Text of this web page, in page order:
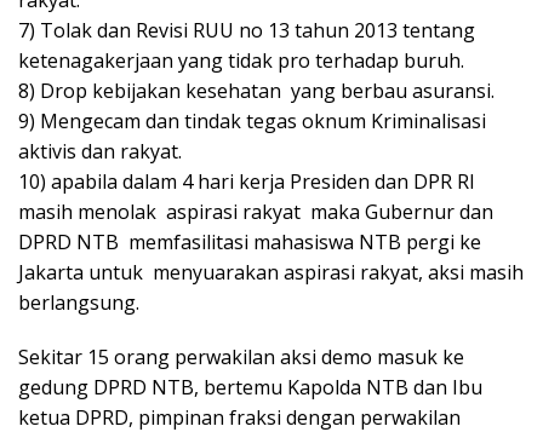
7) Tolak dan Revisi RUU no 13 tahun 2013 tentang
ketenagakerjaan yang tidak pro terhadap buruh.
8) Drop kebijakan kesehatan yang berbau asuransi.
9) Mengecam dan tindak tegas oknum Kriminalisasi
aktivis dan rakyat.
10) apabila dalam 4 hari kerja Presiden dan DPR RI
masih menolak aspirasi rakyat maka Gubernur dan
DPRD NTB memfasilitasi mahasiswa NTB pergi ke
Jakarta untuk menyuarakan aspirasi rakyat, aksi masih
berlangsung.
Sekitar 15 orang perwakilan aksi demo masuk ke
gedung DPRD NTB, bertemu Kapolda NTB dan Ibu
ketua DPRD, pimpinan fraksi dengan perwakilan